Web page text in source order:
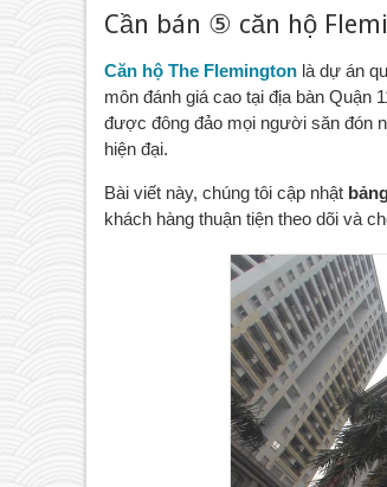
Cần bán ⑤ căn hộ
Căn hộ The Flemington là dự án
môn đánh giá cao tại địa bàn Quận
được đông đảo mọi người săn đón
hiện đại.
Bài viết này, chúng tôi cập nhật
khách hàng thuận tiện theo dõi và